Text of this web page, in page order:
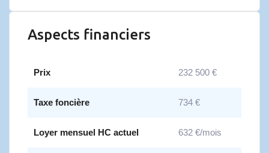
Aspects financiers
Prix 232 500 €
Taxe foncière 734 €
Loyer mensuel HC actuel 632 €/mois